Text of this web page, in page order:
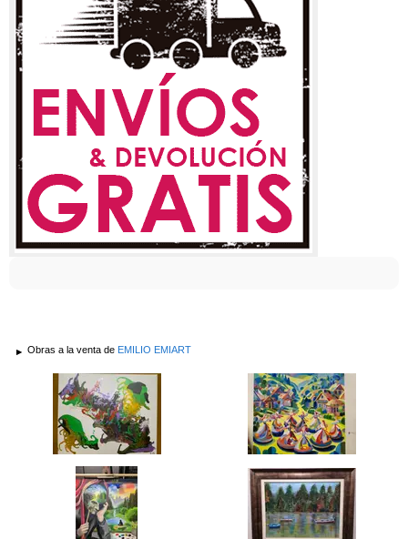
Obras a la venta de EMILIO EMIART